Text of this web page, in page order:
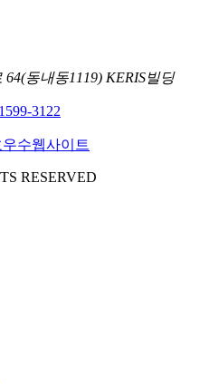
동내동1119) KERIS빌딩
1599-3122
RESERVED